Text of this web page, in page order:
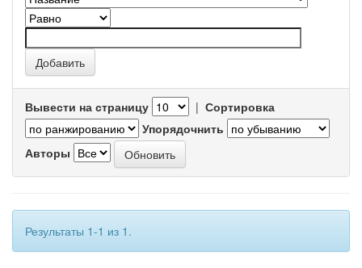
Вывести на страницу | Сортировка
Упорядочнить
Авторы
Результаты 1-1 из 1.